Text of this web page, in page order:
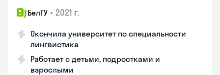
БелГУ • 2021 г.
Окончила университет по специальности
лингвистика
Работает с детьми, подростками и
взрослыми